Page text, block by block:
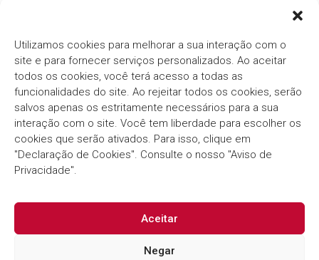
Utilizamos cookies para melhorar a sua interação com o
site e para fornecer serviços personalizados. Ao aceitar
todos os cookies, você terá acesso a todas as
funcionalidades do site. Ao rejeitar todos os cookies, serão
salvos apenas os estritamente necessários para a sua
interação com o site. Você tem liberdade para escolher os
cookies que serão ativados. Para isso, clique em
"Declaração de Cookies". Consulte o nosso "Aviso de
Privacidade".
Aceitar
Negar
Há mais de três décadas, oGrupo Thema®/Pólis®
segue com o compromisso em fornecer soluções
inovadoras e eficientes para o Setor Público.